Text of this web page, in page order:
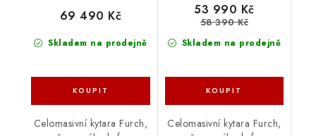
Skladem na prodejně
69 490 Kč
Celomasivní kytara Furch,
Skladem na prodejně
53 990 Kč
58 390 Kč
Celomasivní kytara Furch,